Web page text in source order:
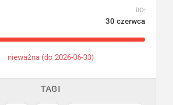
DO:
30 czerwca
nieważna (do 2026-06-30)
TAGI